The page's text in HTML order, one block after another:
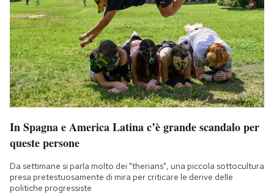
In Spagna e America Latina c’è grande scandalo per
queste persone
Da settimane si parla molto dei "therians", una piccola sottocultura
presa pretestuosamente di mira per criticare le derive delle
politiche progressiste